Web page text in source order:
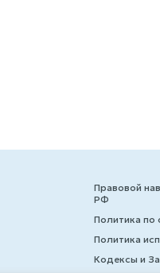
Правовой
РФ
Политика по
Политика
Кодексы и